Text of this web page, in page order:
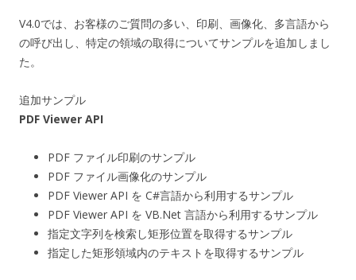
V4.0では、お客様のご質問の多い、印刷、画像化、多言語から
の呼び出し、特定の領域の取得についてサンプルを追加しまし
た。
追加サンプル
PDF Viewer API
PDF ファイル印刷のサンプル
PDF ファイル画像化のサンプル
PDF Viewer API を C#言語から利用するサンプル
PDF Viewer API を VB.Net 言語から利用するサンプル
指定文字列を検索し矩形位置を取得するサンプル
指定した矩形領域内のテキストを取得するサンプル